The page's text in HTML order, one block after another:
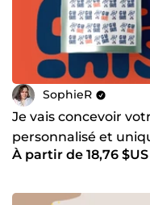
SophieR
Je vais concevoir
personnalisé et
À partir de 18,76 $US